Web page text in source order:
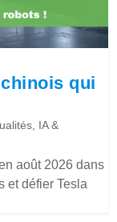
qui
, IA &
août 2026 dans
et défier Tesla